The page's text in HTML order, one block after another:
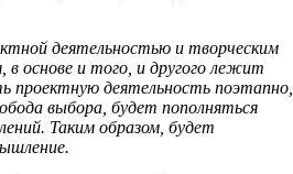
деятельностью и творческим
основе и того, и другого лежит
проектную деятельность поэтапно,
выбора, будет пополняться
Таким образом, будет